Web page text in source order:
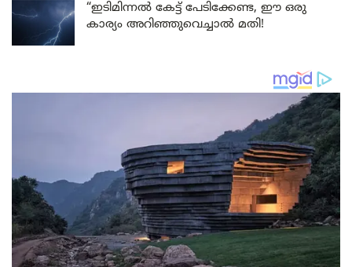
“ഇടിമിന്നൽ കേട്ട് പേടിക്കേണ്ട, ഈ ഒരു
കാര്യം അറിഞ്ഞുവെച്ചാൽ മതി!